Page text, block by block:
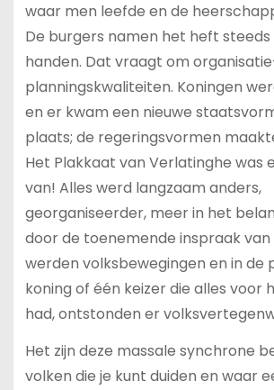
waar men leefde en de
De burgers namen het heft steeds
handen. Dat vraagt om
planningskwaliteiten. Koningen
en er kwam een nieuwe
plaats; de regeringsvormen
Het Plakkaat van Verlatinghe was
van! Alles werd langzaam anders,
georganiseerder, meer in het
door de toenemende inspraak van
werden volksbewegingen en in de
koning of één keizer die alles voor
had, ontstonden er
Het zijn deze massale synchrone
volken die je kunt duiden en waar